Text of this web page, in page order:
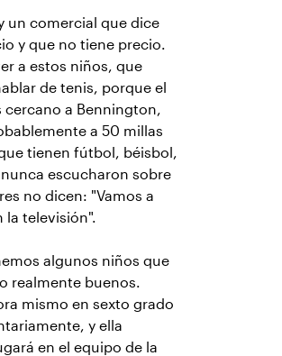
un comercial que dice
y que no tiene precio.
a estos niños, que
de tenis, porque el
cercano a Bennington,
a 50 millas
tienen fútbol, béisbol,
escucharon sobre
no dicen: "Vamos a
la televisión".
algunos niños que
realmente buenos.
mismo en sexto grado
y ella
en el equipo de la